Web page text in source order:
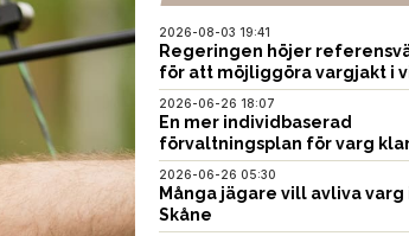
2026-08-03 19:41
Regeringen höjer
för att möjliggöra vargjakt i
2026-06-26 18:07
En mer individbaserad
förvaltningsplan för varg
2026-06-26 05:30
Många jägare vill avliva varg
Skåne